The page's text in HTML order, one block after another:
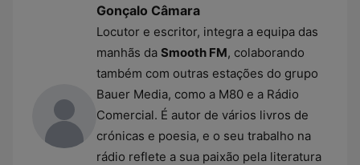
Gonçalo Câmara
Locutor e escritor, integra a equipa das
manhãs da Smooth FM, colaborando
também com outras estações do grupo
Bauer Media, como a M80 e a Rádio
Comercial. É autor de vários livros de
crónicas e poesia, e o seu trabalho na
rádio reflete a sua paixão pela literatura